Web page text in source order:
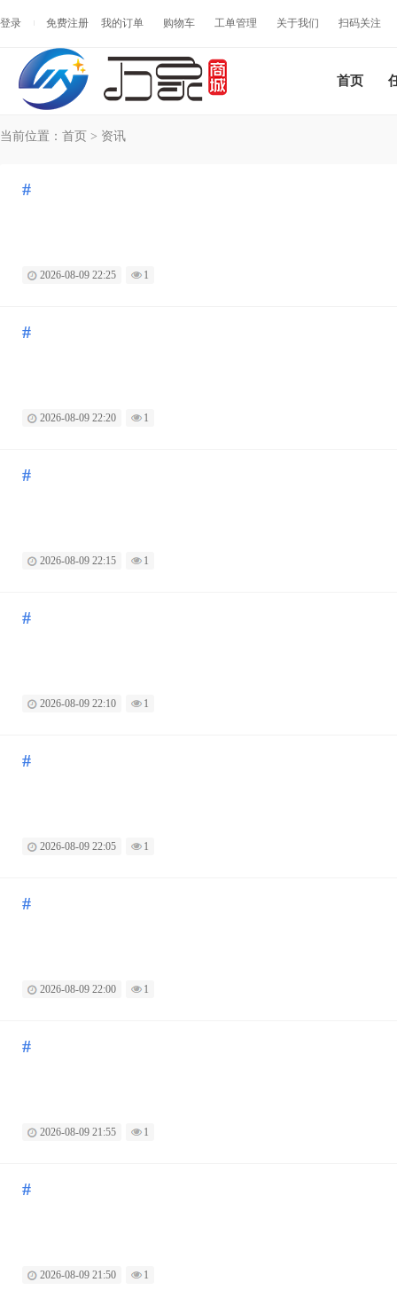
登录 免费注册 我的订单 购物车 工单管理 关于我们 扫码关注
首页
当前位置： 首页 > 资讯
#
2026-08-09 22:25 1
#
2026-08-09 22:20 1
#
2026-08-09 22:15 1
#
2026-08-09 22:10 1
#
2026-08-09 22:05 1
#
2026-08-09 22:00 1
#
2026-08-09 21:55 1
#
2026-08-09 21:50 1